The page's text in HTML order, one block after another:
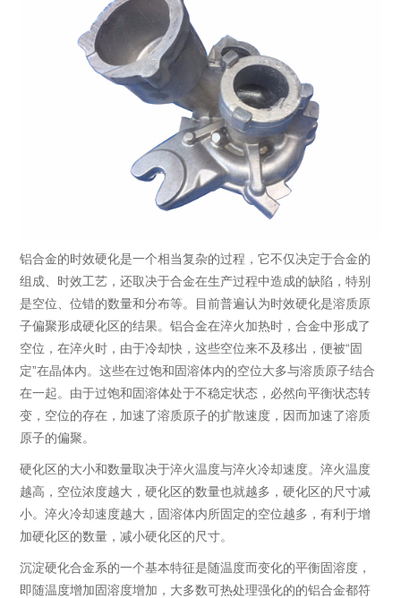
铝合金的时效硬化是一个相当复杂的过程，它不仅决定于合金的
组成、时效工艺，还取决于合金在生产过程中造成的缺陷，特别
是空位、位错的数量和分布等。目前普遍认为时效硬化是溶质原
子偏聚形成硬化区的结果。铝合金在淬火加热时，合金中形成了
空位，在淬火时，由于冷却快，这些空位来不及移出，便被“固
定”在晶体内。这些在过饱和固溶体内的空位大多与溶质原子结合
在一起。由于过饱和固溶体处于不稳定状态，必然向平衡状态转
变，空位的存在，加速了溶质原子的扩散速度，因而加速了溶质
原子的偏聚。
硬化区的大小和数量取决于淬火温度与淬火冷却速度。淬火温度
越高，空位浓度越大，硬化区的数量也就越多，硬化区的尺寸减
小。淬火冷却速度越大，固溶体内所固定的空位越多，有利于增
加硬化区的数量，减小硬化区的尺寸。
沉淀硬化合金系的一个基本特征是随温度而变化的平衡固溶度，
即随温度增加固溶度增加，大多数可热处理强化的的铝合金都符